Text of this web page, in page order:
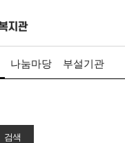
나눔마당 부설기관
검색